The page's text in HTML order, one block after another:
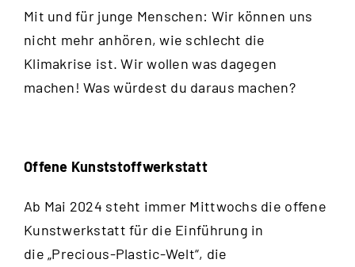
Mit und für junge Menschen: Wir können uns
nicht mehr anhören, wie schlecht die
Klimakrise ist. Wir wollen was dagegen
machen! Was würdest du daraus machen?
Offene Kunststoffwerkstatt
Ab Mai 2024 steht immer Mittwochs die offene
Kunstwerkstatt für die Einführung in
die „Precious-Plastic-Welt“, die